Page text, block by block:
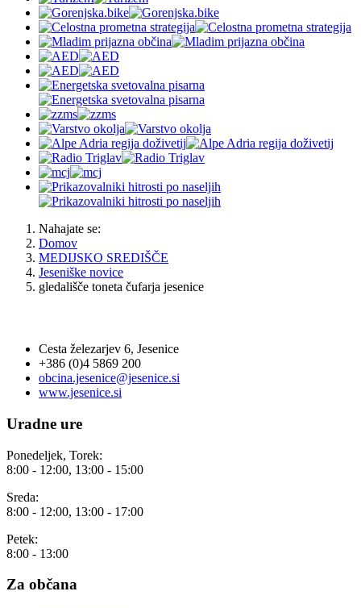
Nahajate se:
Domov
MEDIJSKO SREDIŠČE
Jeseniške novice
gledališče toneta čufarja jesenice
Cesta železarjev 6, Jesenice
+386 (0)4 5869 200
obcina.jesenice@jesenice.si
www.jesenice.si
Uradne ure
Ponedeljek, Torek:
8:00 - 12:00, 13:00 - 15:00
Sreda:
8:00 - 12:00, 13:00 - 17:00
Petek:
8:00 - 13:00
Za občana